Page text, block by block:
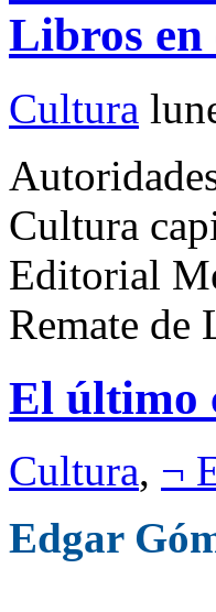
Libros
Cultura
Cultura
Editorial
Remate
El último
Cultura, ¬
Edgar